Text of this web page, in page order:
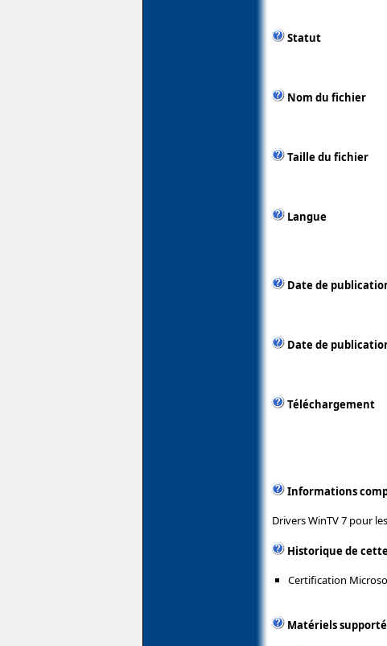
Statut
Nom du fichier
Taille du fichier
Langue
Date de
Date de
Téléchargement
Informations
Drivers WinTV 7 pour
Historique de
Certification
Matériels